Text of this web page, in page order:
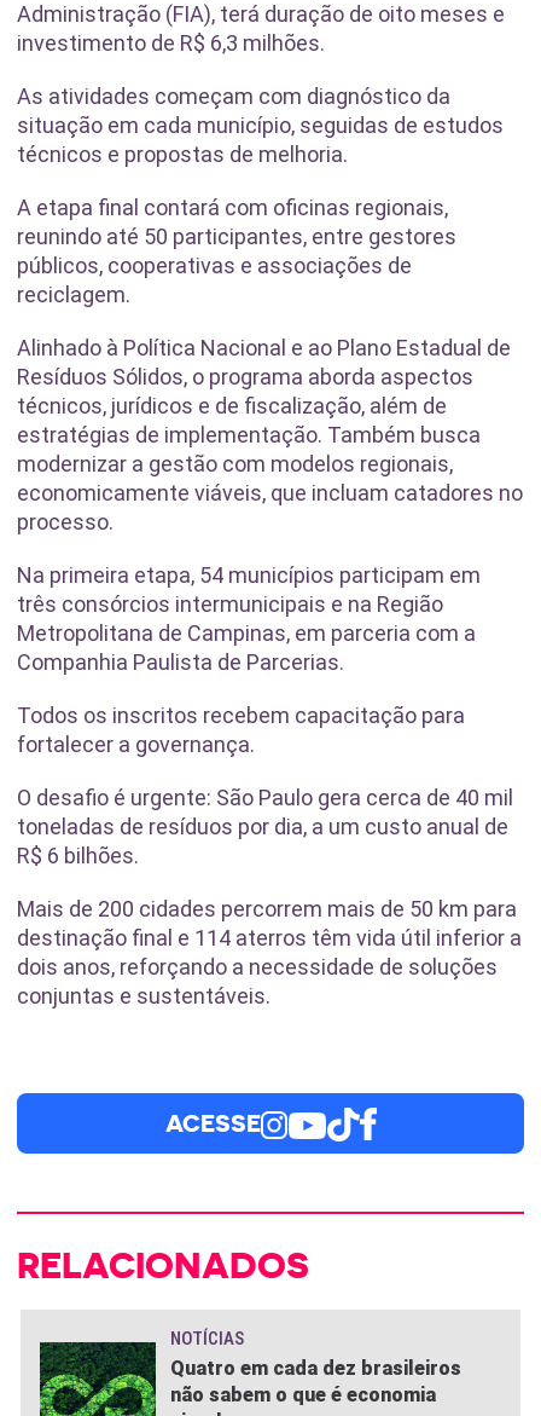
Administração (FIA), terá duração de oito meses e
investimento de R$ 6,3 milhões.
As atividades começam com diagnóstico da
situação em cada município, seguidas de estudos
técnicos e propostas de melhoria.
A etapa final contará com oficinas regionais,
reunindo até 50 participantes, entre gestores
públicos, cooperativas e associações de
reciclagem.
Alinhado à Política Nacional e ao Plano Estadual de
Resíduos Sólidos, o programa aborda aspectos
técnicos, jurídicos e de fiscalização, além de
estratégias de implementação. Também busca
modernizar a gestão com modelos regionais,
economicamente viáveis, que incluam catadores no
processo.
Na primeira etapa, 54 municípios participam em
três consórcios intermunicipais e na Região
Metropolitana de Campinas, em parceria com a
Companhia Paulista de Parcerias.
Todos os inscritos recebem capacitação para
fortalecer a governança.
O desafio é urgente: São Paulo gera cerca de 40 mil
toneladas de resíduos por dia, a um custo anual de
R$ 6 bilhões.
Mais de 200 cidades percorrem mais de 50 km para
destinação final e 114 aterros têm vida útil inferior a
dois anos, reforçando a necessidade de soluções
conjuntas e sustentáveis.
ACESSE
RELACIONADOS
NOTÍCIAS
Quatro em cada dez brasileiros
não sabem o que é economia